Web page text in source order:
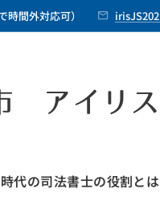
間外対応可）
アイリ
代の司法書士の役割とは